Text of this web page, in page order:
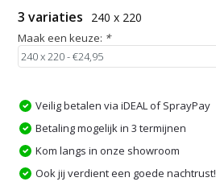
3 variaties 240 x 220
Maak een keuze: *
Veilig betalen via iDEAL of SprayPay
Betaling mogelijk in 3 termijnen
Kom langs in onze showroom
Ook jij verdient een goede nachtrust!